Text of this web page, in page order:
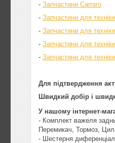
- Запчастини Carraro
- Запчастини для
- Запчастини для
- Запчастини для
- Запчастини для
Для підтвердження
Швидкий добір і
У нашому інтернет-
- Комплект важеля
Перемикач, Тормоз,
- Шестерня